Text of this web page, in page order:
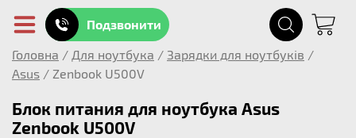
Подзвонити
Головна / Для ноутбука / Зарядки для ноутбуків /
Asus / Zenbook U500V
Блок питания для ноутбука Asus
Zenbook U500V